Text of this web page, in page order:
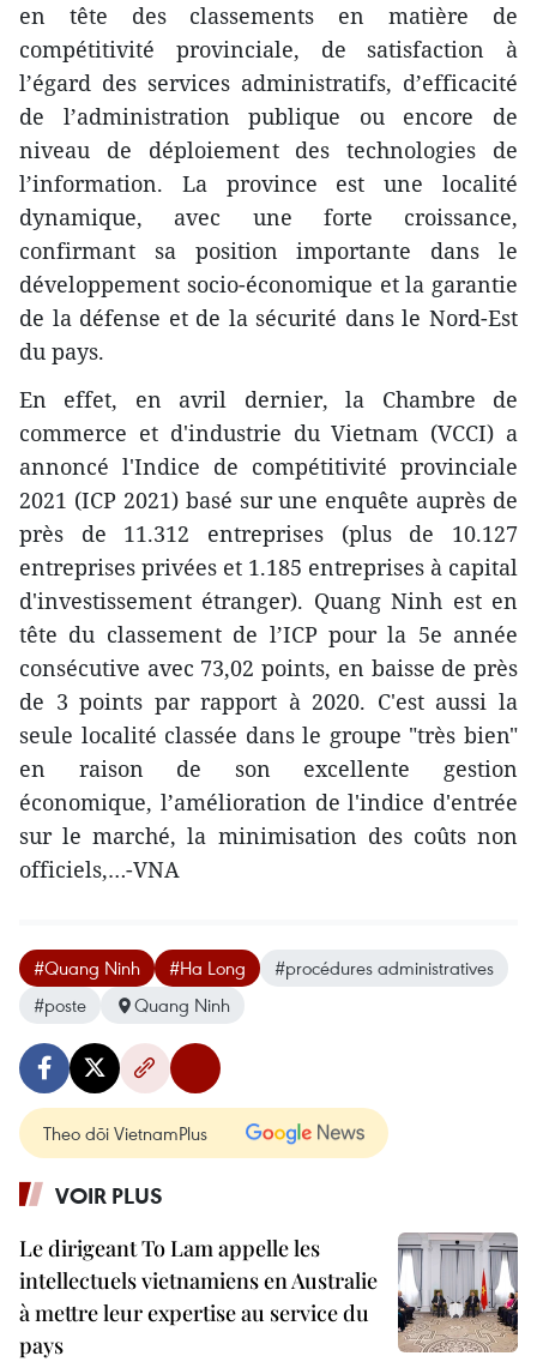
en tête des classements en matière de
compétitivité provinciale, de satisfaction à
l’égard des services administratifs, d’efficacité
de l’administration publique ou encore de
niveau de déploiement des technologies de
l’information. La province est une localité
dynamique, avec une forte croissance,
confirmant sa position importante dans le
développement socio-économique et la garantie
de la défense et de la sécurité dans le Nord-Est
du pays.
En effet, en avril dernier, la Chambre de
commerce et d'industrie du Vietnam (VCCI) a
annoncé l'Indice de compétitivité provinciale
2021 (ICP 2021) basé sur une enquête auprès de
près de 11.312 entreprises (plus de 10.127
entreprises privées et 1.185 entreprises à capital
d'investissement étranger). Quang Ninh est en
tête du classement de l’ICP pour la 5e année
consécutive avec 73,02 points, en baisse de près
de 3 points par rapport à 2020. C'est aussi la
seule localité classée dans le groupe "très bien"
en raison de son excellente gestion
économique, l’amélioration de l'indice d'entrée
sur le marché, la minimisation des coûts non
officiels,…-VNA
#Quang Ninh #Ha Long
#procédures administratives
#poste
Quang Ninh
Theo dõi VietnamPlus
VOIR PLUS
Le dirigeant To Lam appelle les
intellectuels vietnamiens en Australie
à mettre leur expertise au service du
pays